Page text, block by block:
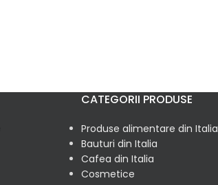
CATEGORII PRODUSE
Produse alimentare din Italia
Bauturi din Italia
Cafea din Italia
Cosmetice